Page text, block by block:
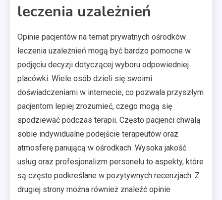
leczenia uzależnień
Opinie pacjentów na temat prywatnych ośrodków
leczenia uzależnień mogą być bardzo pomocne w
podjęciu decyzji dotyczącej wyboru odpowiedniej
placówki. Wiele osób dzieli się swoimi
doświadczeniami w internecie, co pozwala przyszłym
pacjentom lepiej zrozumieć, czego mogą się
spodziewać podczas terapii. Często pacjenci chwalą
sobie indywidualne podejście terapeutów oraz
atmosferę panującą w ośrodkach. Wysoka jakość
usług oraz profesjonalizm personelu to aspekty, które
są często podkreślane w pozytywnych recenzjach. Z
drugiej strony można również znaleźć opinie